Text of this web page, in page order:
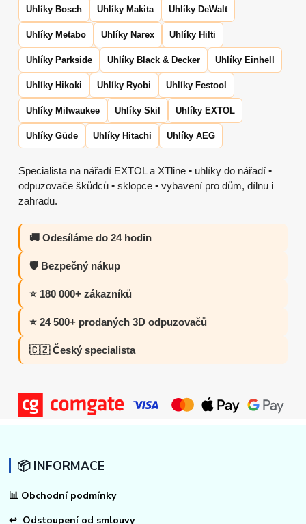
Uhlíky Bosch Uhlíky Makita Uhlíky DeWalt
Uhlíky Metabo Uhlíky Narex Uhlíky Hilti
Uhlíky Parkside Uhlíky Black & Decker Uhlíky Einhell
Uhlíky Hikoki Uhlíky Ryobi Uhlíky Festool
Uhlíky Milwaukee Uhlíky Skil Uhlíky EXTOL
Uhlíky Güde Uhlíky Hitachi Uhlíky AEG
Specialista na nářadí EXTOL a XTline • uhlíky do nářadí •
odpuzovače škůdců • sklopce • vybavení pro dům, dílnu i
zahradu.
🚚 Odesíláme do 24 hodin
🛡️ Bezpečný nákup
⭐ 180 000+ zákazníků
⭐ 24 500+ prodaných 3D odpuzovačů
🇨🇿 Český specialista
📦 INFORMACE
📊 Obchodní podmínky
↩ Odstoupení od smlouvy